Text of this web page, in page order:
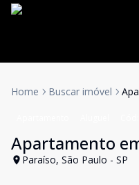
Home Buscar imóvel
Apartamento
Paraíso, São Paulo - SP